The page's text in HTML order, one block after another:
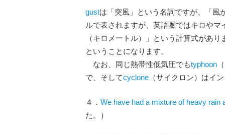
gustは「突風」という名詞ですが、「風
ルで表されますが、英語圏ではキロや
（キロメートル）」という計算式があ
ということになります。
なお、同じ熱帯性低気圧でもtyphoon
で、そしてcyclone（サイクロン）はイ
４． We have had a mixture of heavy rain
た。）